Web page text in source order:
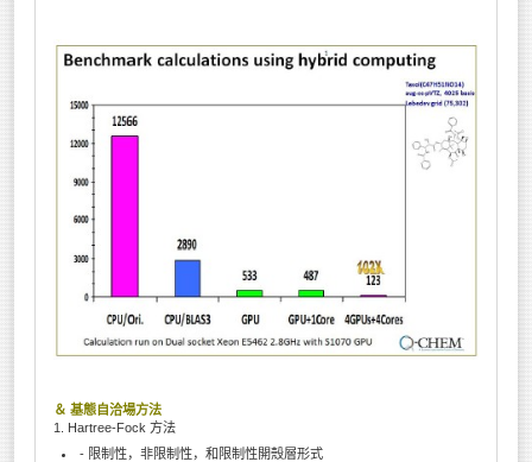
＆ 基態自洽場方法
1. Hartree-Fock 方法
- 限制性，非限制性，和限制性開殼層形式